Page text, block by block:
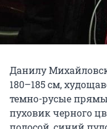
Данилу
180–185 см,
темно-русые
пуховик черного